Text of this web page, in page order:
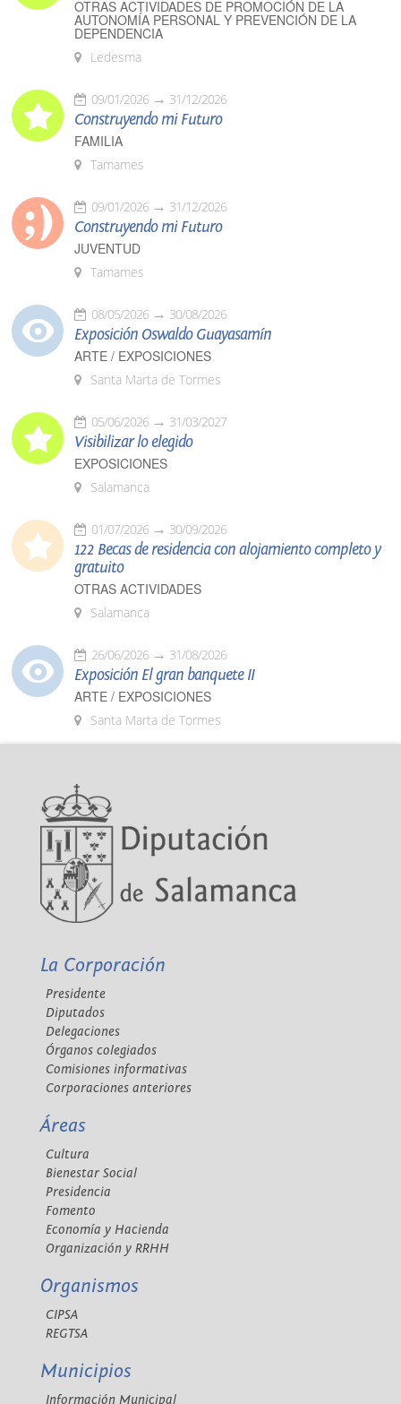
OTRAS ACTIVIDADES DE PROMOCIÓN DE LA
AUTONOMÍA PERSONAL Y PREVENCIÓN DE LA
DEPENDENCIA
Ledesma
09/01/2026 31/12/2026
Construyendo mi Futuro
FAMILIA
Tamames
09/01/2026 31/12/2026
Construyendo mi Futuro
JUVENTUD
Tamames
08/05/2026 30/08/2026
Exposición Oswaldo Guayasamín
ARTE / EXPOSICIONES
Santa Marta de Tormes
05/06/2026 31/03/2027
Visibilizar lo elegido
EXPOSICIONES
Salamanca
01/07/2026 30/09/2026
122 Becas de residencia con alojamiento completo y
gratuito
OTRAS ACTIVIDADES
Salamanca
26/06/2026 31/08/2026
Exposición El gran banquete II
ARTE / EXPOSICIONES
Santa Marta de Tormes
La Corporación
Presidente
Diputados
Delegaciones
Órganos colegiados
Comisiones informativas
Corporaciones anteriores
Áreas
Cultura
Bienestar Social
Presidencia
Fomento
Economía y Hacienda
Organización y RRHH
Organismos
CIPSA
REGTSA
Municipios
Información Municipal